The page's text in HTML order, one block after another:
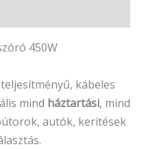
450W
teljesítményű, kábeles
mind háztartási, mind
autók, kerítések